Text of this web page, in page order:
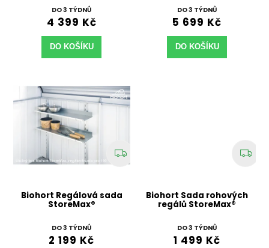
DO 3 TÝDNŮ
4 399 Kč
DO KOŠÍKU
DO 3 TÝDNŮ
5 699 Kč
DO KOŠÍKU
Biohort Regálová sada
StoreMax®
DO 3 TÝDNŮ
2 199 Kč
Biohort Sada rohových
regálů StoreMax®
DO 3 TÝDNŮ
1 499 Kč